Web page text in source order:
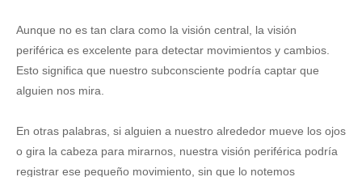
Aunque no es tan clara como la visión central, la visión
periférica es excelente para detectar movimientos y cambios.
Esto significa que nuestro subconsciente podría captar que
alguien nos mira.
En otras palabras, si alguien a nuestro alrededor mueve los ojos
o gira la cabeza para mirarnos, nuestra visión periférica podría
registrar ese pequeño movimiento, sin que lo notemos